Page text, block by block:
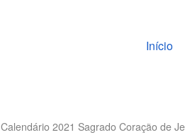
Pular
Início
Calendário 2021 Sagrado Coração de